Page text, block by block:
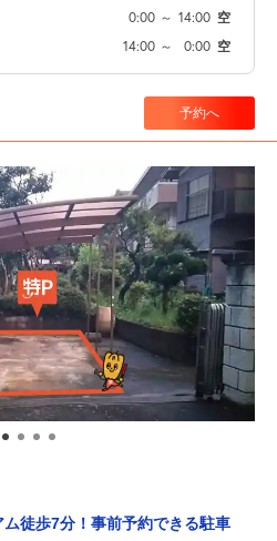
0:00 ～ 14:00 空
14:00 ～ 0:00 空
予約へ
徒歩7分！事前予約できる駐車